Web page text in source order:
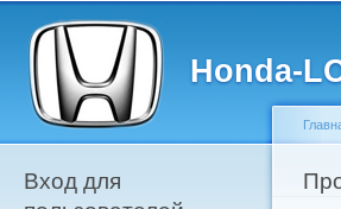
Honda-
Главное меню
Вход для
Вы